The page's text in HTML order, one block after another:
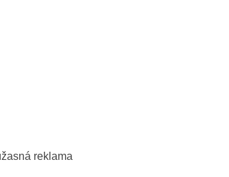
reklama